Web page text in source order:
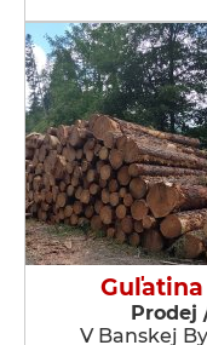
Guľatina
Prodej
V Banskej